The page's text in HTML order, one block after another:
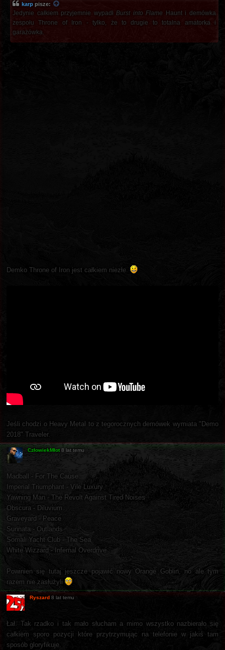
karp pisze:
Jedynie całkiem przyjemnie wypadłBurst into Flame Haunt i demówka
zespołu Throne of Iron - tylko, że to drugie to totalna amatorka i
garażówka.
Demko Throne of Iron jest całkiem niezłe.
Jeśli chodzi o Heavy Metal to z tegorocznych demówek wymiata "Demo
2018" Traveler.
CzłowiekMłot 8 lat temu
Madball - For The Cause
Imperial Triumphant - Vile Luxury
Yawning Man - The Revolt Against Tired Noises
Obscura - Diluvium
Graveyard - Peace
Sunnata - Outlands
Somali Yacht Club - The Sea
White Wizzard - Infernal Overdrive
Powinien się tutaj jeszcze pojawić nowy Orange Goblin, no ale tym
razem nie zasłużyli
Ryszard 8 lat temu
Łał. Tak rzadko i tak mało słucham a mimo wszystko nazbierało się
całkiem sporo pozycji które przytrzymując na telefonie w jakiś tam
sposób gloryfikuje.